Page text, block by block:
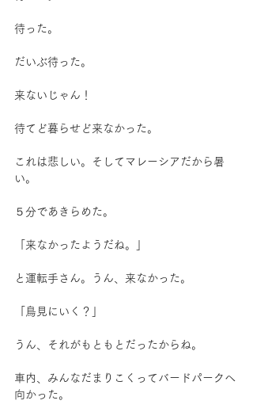
待った。
だいぶ待った。
来ないじゃん！
待てど暮らせど来なかった。
これは悲しい。そしてマレーシアだから暑
い。
５分であきらめた。
「来なかったようだね。」
と運転手さん。うん、来なかった。
「鳥見にいく？」
うん、それがもともとだったからね。
車内、みんなだまりこくってバードパークへ
向かった。